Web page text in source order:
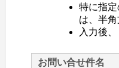
特に指
は、半角
入力後
お問い合せ件名